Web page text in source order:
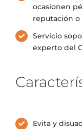
ocasionen
reputación
Servicio
experto del
Evita y